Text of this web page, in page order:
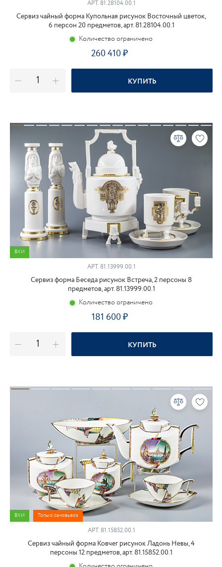
АРТ.81.28104.00.1
Сервиз чайный форма Купольная рисунок Восточный цветок,
6 персон 20 предметов, арт. 81.28104.00.1
Количество ограничено
260 410
КУПИТЬ
ВХИ
АРТ.81.13999.00.1
Сервиз форма Беседа рисунок Встреча, 2 персоны 8
предметов, арт. 81.13999.00.1
Количество ограничено
181 600
КУПИТЬ
ВХИ Только самовывоз
АРТ.81.15852.00.1
Сервиз чайный форма Ковчег рисунок Ладонь Невы, 4
персоны 12 предметов, арт. 81.15852.00.1